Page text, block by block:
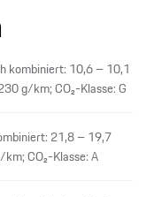
kombiniert: 10,6 – 10,1
g/km; CO₂-Klasse: G
21,8 – 19,7
CO₂-Klasse: A